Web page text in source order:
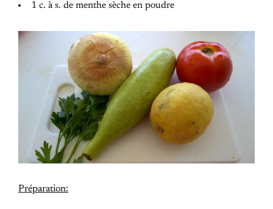
1 c. à s. de menthe sèche en poudre
Préparation: